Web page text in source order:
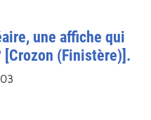
une affiche qui
[Crozon (Finistère)].